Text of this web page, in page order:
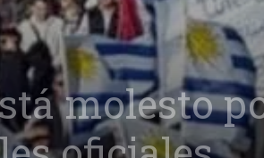
molesto